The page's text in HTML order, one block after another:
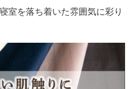
室を落ち着いた雰囲気に彩り